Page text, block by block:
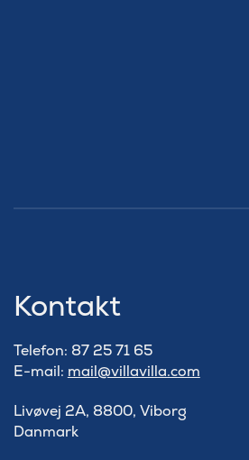
Kontakt
Telefon: 87 25 71 65
E-mail: mail@villavilla.com
Livøvej 2A, 8800, Viborg
Danmark